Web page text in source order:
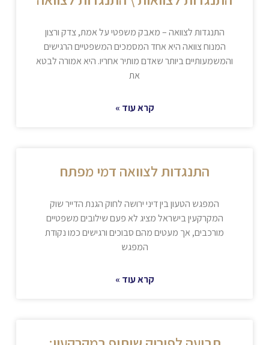
התנגדות לצוואה – מאבק משפטי על אמת, צדק ורצון
המנוח צוואה היא אחד המסמכים המשפטיים הרגישים
והמשמעותיים ביותר שאדם מותיר אחריו. היא אמורה לבטא
את
קרא עוד »
התנגדות לצוואה דמי מפתח
המפגש הטעון בין דיני ירושה לחוק הגנת הדייר שוק
המקרקעין בישראל מציג לא פעם שילובים משפטיים
מורכבים, אך מעטים מהם סבוכים ורגישים כמו נקודת
המפגש
קרא עוד »